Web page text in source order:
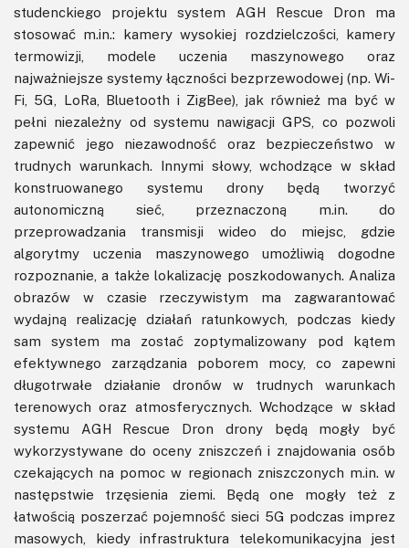
studenckiego projektu system AGH Rescue Dron ma
stosować m.in.: kamery wysokiej rozdzielczości, kamery
termowizji, modele uczenia maszynowego oraz
najważniejsze systemy łączności bezprzewodowej (np. Wi-
Fi, 5G, LoRa, Bluetooth i ZigBee), jak również ma być w
pełni niezależny od systemu nawigacji GPS, co pozwoli
zapewnić jego niezawodność oraz bezpieczeństwo w
trudnych warunkach. Innymi słowy, wchodzące w skład
konstruowanego systemu drony będą tworzyć
autonomiczną sieć, przeznaczoną m.in. do
przeprowadzania transmisji wideo do miejsc, gdzie
algorytmy uczenia maszynowego umożliwią dogodne
rozpoznanie, a także lokalizację poszkodowanych. Analiza
obrazów w czasie rzeczywistym ma zagwarantować
wydajną realizację działań ratunkowych, podczas kiedy
sam system ma zostać zoptymalizowany pod kątem
efektywnego zarządzania poborem mocy, co zapewni
długotrwałe działanie dronów w trudnych warunkach
terenowych oraz atmosferycznych. Wchodzące w skład
systemu AGH Rescue Dron drony będą mogły być
wykorzystywane do oceny zniszczeń i znajdowania osób
czekających na pomoc w regionach zniszczonych m.in. w
następstwie trzęsienia ziemi. Będą one mogły też z
łatwością poszerzać pojemność sieci 5G podczas imprez
masowych, kiedy infrastruktura telekomunikacyjna jest